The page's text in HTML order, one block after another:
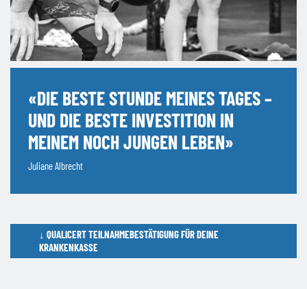
«DIE BESTE STUNDE MEINES TAGES –
UND DIE BESTE INVESTITION IN
MEINEM NOCH JUNGEN LEBEN»
Juliane Albrecht
↓ QUALICERT TEILNAHMEBESTÄTIGUNG FÜR DEINE
KRANKENKASSE